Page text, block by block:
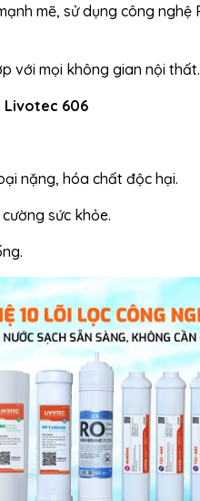
mẽ, sử dụng công
với mọi không gian nội thất.
Livotec 606
nặng, hóa chất độc hại.
sức khỏe.